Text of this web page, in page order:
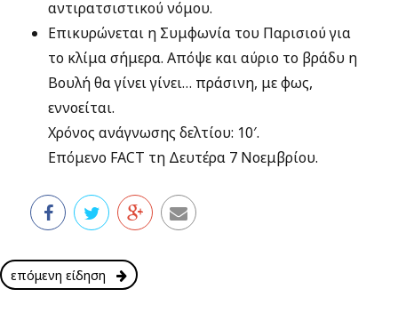
αντιρατσιστικού νόμου.
Επικυρώνεται η Συμφωνία του Παρισιού για
το κλίμα σήμερα. Απόψε και αύριο το βράδυ η
Βουλή θα γίνει γίνει… πράσινη, με φως,
εννοείται.
Χρόνος ανάγνωσης δελτίου: 10′.
Επόμενο FACT τη Δευτέρα 7 Νοεμβρίου.
επόμενη είδηση